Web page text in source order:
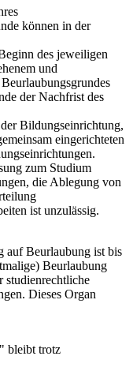
können in der
des jeweiligen
und
der Nachfrist des
Bildungseinrichtung,
eingerichteten
zum Studium
die Ablegung von
ist unzulässig.
auf Beurlaubung ist bis
Beurlaubung
studienrechtliche
Dieses Organ
bleibt trotz